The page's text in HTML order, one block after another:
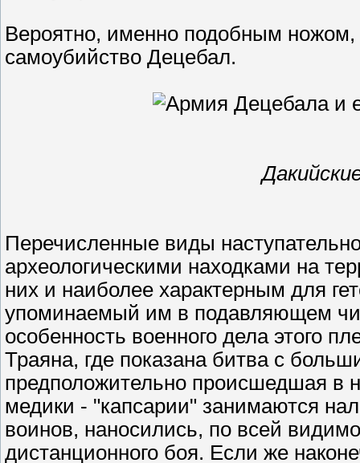
Вероятно, именно подобным
самоубийство Децебал.
Перечисленные виды
археологическими находками на
них и наиболее характерным для
упоминаемый им в подавляющем
особенность военного дела этого
Траяна, где показана битва с
предположительно происшедшая в
медики - "капсарии" занимаются
воинов, наносились, по всей
дистанционного боя. Если же